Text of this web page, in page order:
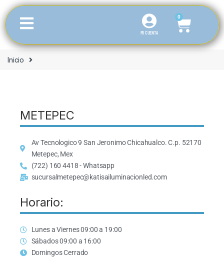
MI CUENTA
0
Inicio
METEPEC
Av Tecnologico 9 San Jeronimo Chicahualco. C.p. 52170
Metepec, Mex
(722) 160 4418 - Whatsapp
sucursalmetepec@katisailuminacionled.com
Horario:
Lunes a Viernes 09:00 a 19:00
Sábados 09:00 a 16:00
Domingos Cerrado